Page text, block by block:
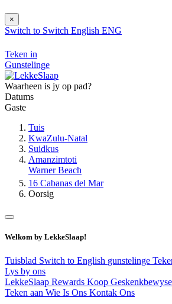
×
Switch to Switch English ENG
Teken in
Gunstelinge
Waarheen is jy op pad?
Datums
Gaste
Tuis
KwaZulu-Natal
Suidkus
Amanzimtoti
Warner Beach
16 Cabanas del Mar
Oorsig
Welkom by LekkeSlaap!
Tuisblad Switch to English gunstelinge
Lys by ons
LekkeSlaap Rewards Koop Geskenkbewyse
Teken aan Wie Is Ons Kontak Ons